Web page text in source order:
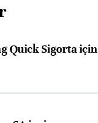
Quick Sigorta için